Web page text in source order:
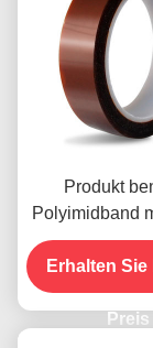
Produkt
Polyimidband
Erhalten Sie
Preis